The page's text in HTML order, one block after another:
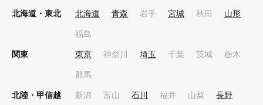
北海道・東北 北海道 青森 岩手 宮城 秋田 山形
福島
関東 東京 神奈川 埼玉 千葉 茨城 栃木
群馬
北陸・甲信越 新潟 富山 石川 福井 山梨 長野